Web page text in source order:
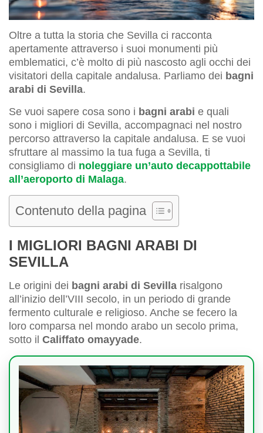
Oltre a tutta la storia che Sevilla ci racconta
apertamente attraverso i suoi monumenti più
emblematici, c’è molto di più nascosto agli occhi dei
visitatori della capitale andalusa. Parliamo dei bagni
arabi di Sevilla.
Se vuoi sapere cosa sono i bagni arabi e quali
sono i migliori di Sevilla, accompagnaci nel nostro
percorso attraverso la capitale andalusa. E se vuoi
sfruttare al massimo la tua fuga a Sevilla, ti
consigliamo di noleggiare un’auto decappottabile
all’aeroporto di Malaga.
Contenuto della pagina
I MIGLIORI BAGNI ARABI DI
SEVILLA
Le origini dei bagni arabi di Sevilla risalgono
all’inizio dell’VIII secolo, in un periodo di grande
fermento culturale e religioso. Anche se fecero la
loro comparsa nel mondo arabo un secolo prima,
sotto il Califfato omayyade.